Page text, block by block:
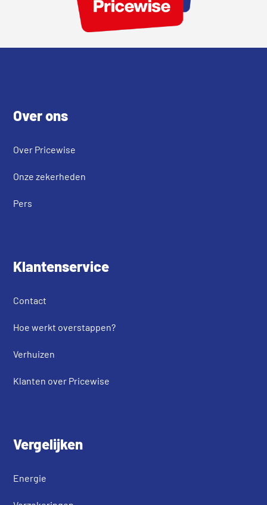
Over ons
Over Pricewise
Onze zekerheden
Pers
Klantenservice
Contact
Hoe werkt overstappen?
Verhuizen
Klanten over Pricewise
Vergelijken
Energie